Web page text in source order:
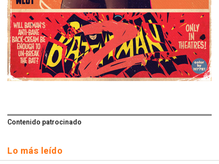
Contenido patrocinado
Lo más leído